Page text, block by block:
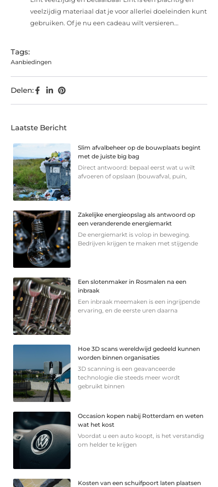
veelzijdig materiaal dat je voor allerlei doeleinden kunt
gebruiken. Of je nu een cadeau wilt versieren...
Tags:
Aanbiedingen
Delen:
Laatste Bericht
Slim afvalbeheer op de bouwplaats begint
met de juiste big bag
Direct antwoord: bepaal eerst wat u wilt
afvoeren of opslaan (bouwafval, puin,
Zakelijke energieopslag als antwoord op
een veranderende energiemarkt
De energiemarkt is volop in beweging.
Bedrijven krijgen te maken met stijgende
Een slotenmaker in Rosmalen na een
inbraak
Een inbraak meemaken is een ingrijpende
ervaring, en de eerste uren daarna
Hoe 3D scans wereldwijd gedeeld kunnen
worden binnen organisaties
3D scanning is een geavanceerde
technologie die steeds meer wordt
gebruikt binnen
Occasion kopen nabij Rotterdam en weten
wat het kost
Voordat u een auto koopt, is het verstandig
om helder te krijgen
Kosten van een schuifpoort laten plaatsen